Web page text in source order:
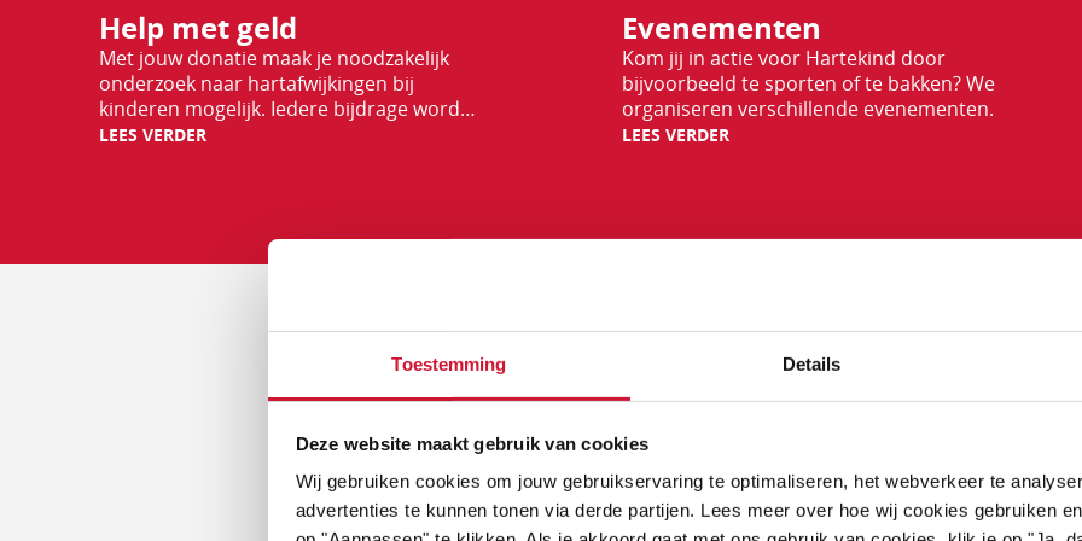
Toestemming Details
Deze website maakt gebruik van cookies
Wij gebruiken cookies om jouw gebruikservaring te optimaliseren, het webverkeer te
advertenties te kunnen tonen via derde partijen. Lees meer over hoe wij cookies gebruiken
Help met geld
Met jouw donatie maak je noodzakelijk
onderzoek naar hartafwijkingen bij
kinderen mogelijk. Iedere bijdrage wordt
goed besteed en maakt het verschil voor
LEES VERDER
verder
Evenementen
Kom jij in actie voor Hartekind door
bijvoorbeeld te sporten of te bakken? We
organiseren verschillende evenementen.
LEES VERDER
verder
PERSOONLIJKE
Hartekinderen en hun ouders delen hun persoonlijke reis waarin ze
hoe moed en doorzettingsvermogen hen hebben geholpen.